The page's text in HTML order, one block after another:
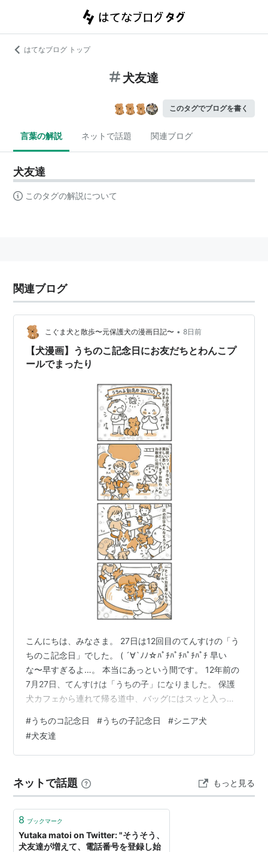
はてなブログ トップ
犬友達
このタグでブログを書く
言葉の解説 ネットで話題 関連ブログ
犬友達
このタグの解説について
関連ブログ
こぐま犬と散歩〜元保護犬の漫画日記〜 • 8日前
【犬漫画】うちのこ記念日にお友だちとわんこプ
ールでまったり
こんにちは、みなさま。 27日は12回目のてんすけの「う
ちのこ記念日」でした。 ( ´∀`ﾉﾉ☆ﾊﾟﾁﾊﾟﾁﾊﾟﾁﾊﾟﾁ 早い
な〜早すぎるよ…。 本当にあっという間です。 12年前の
7月27日、てんすけは「うちの子」になりました。 保護
犬カフェから連れて帰る道中、バッグにはスッと入った
すけ。 ちっちゃくて可愛かったなぁ〜〜。 毛も子犬特有
のぱやぱやで…。 保護犬カフェにいた頃 そんなてんすけ
ももう12歳のシニア犬。 お祝いのご飯は別にして、楽し
んたちにお願いして、 子犬の時から遊んでくれてるお
友…
#うちのコ記念日 #うちの子記念日 #シニア犬
#犬友達
ネットで話題 もっと見る
8 ブックマーク
Yutaka matoi on Twitter: "そうそう、
犬友達が増えて、電話番号を登録し始